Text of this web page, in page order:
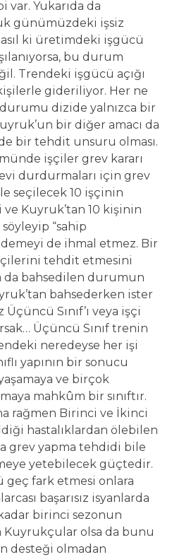
var. Yukarıda da
günümüzdeki işsiz
ki üretimdeki işgücü
bu durum
Trendeki işgücü açığı
gideriliyor. Her ne
dizide yalnızca bir
bir diğer amacı da
bir tehdit unsuru olması.
işçiler grev kararı
durdurmaları için grev
seçilecek 10 işçinin
Kuyruk’tan 10 kişinin
“sahip
de ihmal etmez. Bir
tehdit etmesini
da bahsedilen durumun
bahsederken ister
Üçüncü Sınıf’ı veya işçi
Üçüncü Sınıf trenin
neredeyse her işi
yapının bir sonucu
ve birçok
mahkûm bir sınıftır.
rağmen Birinci ve İkinci
hastalıklardan ölebilen
grev yapma tehdidi bile
yetebilecek güçtedir.
geç fark etmesi onlara
başarısız isyanlarda
birinci sezonun
Kuyrukçular olsa da bunu
desteği olmadan